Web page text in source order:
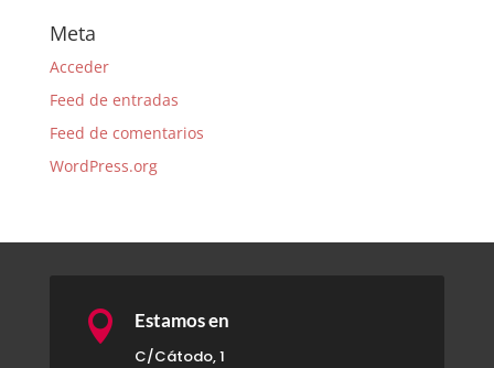
Meta
Acceder
Feed de entradas
Feed de comentarios
WordPress.org
 Estamos en
C/Cátodo, 1